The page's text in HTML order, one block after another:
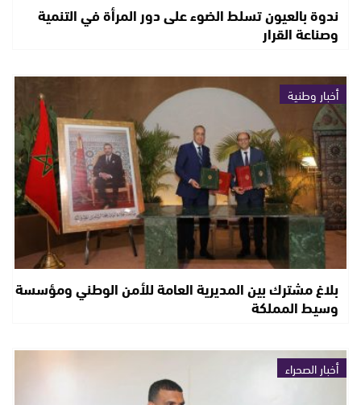
ندوة بالعيون تسلط الضوء على دور المرأة في التنمية
وصناعة القرار
أخبار وطنية
بلاغ مشترك بين المديرية العامة للأمن الوطني ومؤسسة
وسيط المملكة
أخبار الصحراء